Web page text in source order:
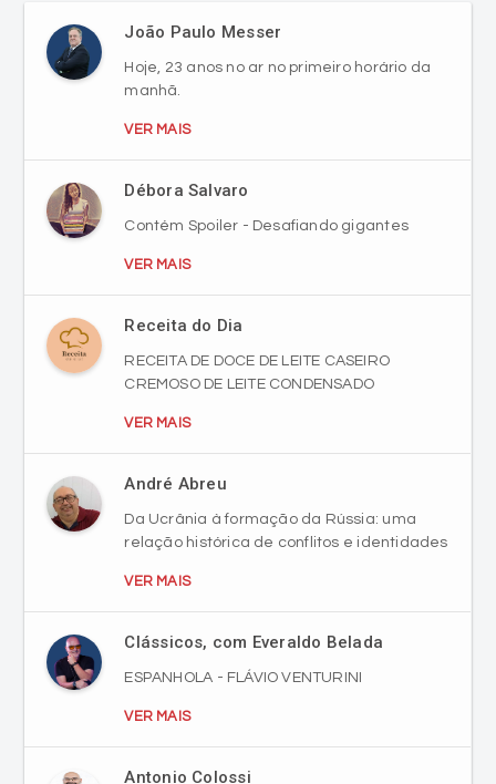
João Paulo Messer
Hoje, 23 anos no ar no primeiro horário da
manhã.
VER MAIS
Débora Salvaro
Contém Spoiler - Desafiando gigantes
VER MAIS
Receita do Dia
RECEITA DE DOCE DE LEITE CASEIRO
CREMOSO DE LEITE CONDENSADO
VER MAIS
André Abreu
Da Ucrânia à formação da Rússia: uma
relação histórica de conflitos e identidades
VER MAIS
Clássicos, com Everaldo Belada
ESPANHOLA - FLÁVIO VENTURINI
VER MAIS
Antonio Colossi